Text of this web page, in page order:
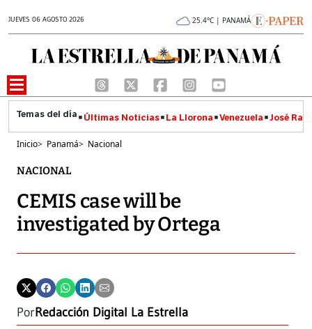
JUEVES 06 AGOSTO 2026 25.4°C | PANAMÁ
Últimas Noticias La Llorona Venezuela José
Inicio> Panamá> Nacional
NACIONAL
CEMIS case will be
investigated by Ortega
PorRedacción Digital La Estrella